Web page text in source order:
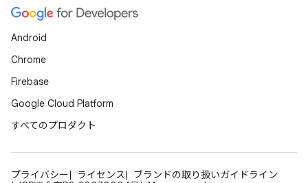
Android
Chrome
Firebase
Google Cloud Platform
すべてのプロダクト
プライバシー ライセンス
ブランドの取り扱いガイドライン